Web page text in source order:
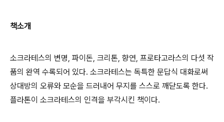
책소개
소크라테스의 변명, 파이돈, 크리톤, 향연, 프로타고라스의 다섯 작
품의 완역 수록되어 있다. 소크라테스는 독특한 문답식 대화로써
상대방의 오류와 모순을 드러내어 무지를 스스로 깨닫도록 한다.
플라톤이 소크라테스의 인격을 부각시킨 책이다.